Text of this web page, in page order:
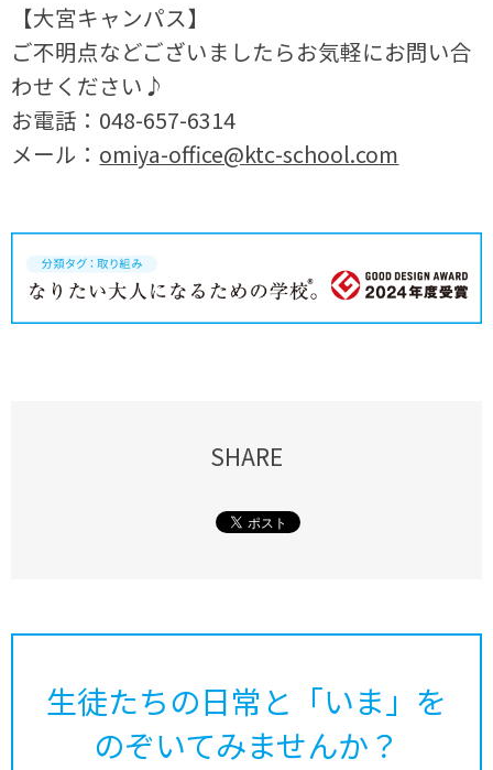
【大宮キャンパス】
ご不明点などございましたらお気軽にお問い合
わせください♪
お電話：048-657-6314
メール： omiya-office@ktc-school.com
SHARE
生徒たちの日常と「いま」を
のぞいてみませんか？